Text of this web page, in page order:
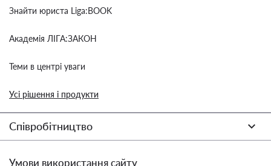
Знайти юриста Liga:BOOK
Академія ЛІГА:ЗАКОН
Теми в центрі уваги
Усі рішення і продукти
Співробітництво
Умови використання сайту